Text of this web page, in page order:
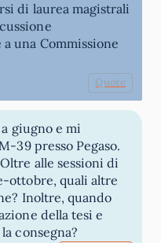
di laurea magistrali
una Commissione
Quote
giugno e mi
39 presso Pegaso.
alle sessioni di
ottobre, quali altre
Inoltre, quando
della tesi e
consegna?